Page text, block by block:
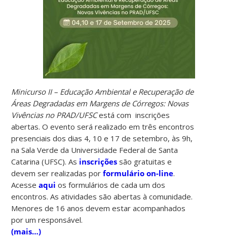
Minicurso II – Educação Ambiental e Recuperação de
Áreas Degradadas em Margens de Córregos: Novas
Vivências no PRAD/UFSCestá com inscrições
abertas. O evento será realizado em três encontros
presenciais dos dias 4, 10 e 17 de setembro, às 9h,
na Sala Verde da Universidade Federal de Santa
Catarina (UFSC). As inscrições são gratuitas e
devem ser realizadas porformulário on-line.
Acesseaqui os formulários de cada um dos
encontros. As atividades são abertas à comunidade.
Menores de 16 anos devem estar acompanhados
por um responsável.
(mais…)